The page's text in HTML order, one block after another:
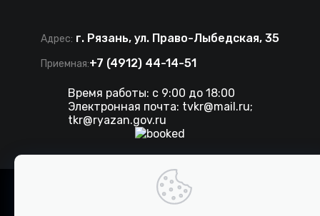
Адрес: г. Рязань, ул. Право-Лыбедская, 35
Приемная:+7 (4912) 44-14-51
Время работы: с 9:00 до 18:00
Электронная почта: tvkr@mail.ru;
tkr@ryazan.gov.ru
2026 . Все права защищены. ТКР.
Разработка сайта IT-media